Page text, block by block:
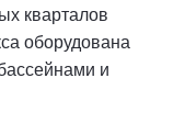
кварталов
оборудована
и